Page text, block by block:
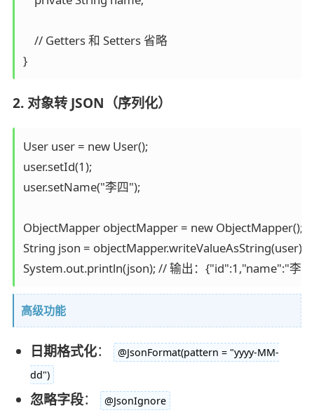
    // Getters 和 Setters 省略
}
2. 对象转 JSON（序列化）
User user = new User();
user.setId(1);
user.setName("李四");
ObjectMapper objectMapper = new ObjectMapper();
String json = objectMapper.writeValueAsString(user);
高级功能
日期格式化：
@JsonFormat(pattern = "yyyy-MM-
dd")
忽略字段： @JsonIgnore